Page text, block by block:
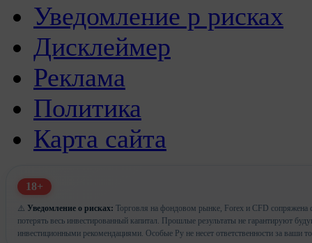
Уведомление р рисках
Дисклеймер
Реклама
Политика
Карта сайта
18+
⚠️ Уведомление о рисках: Торговля на фондовом рынке, Forex и CFD сопряжена
потерять весь инвестированный капитал. Прошлые результаты не гарантируют
инвестиционными рекомендациями. Особые Ру не несет ответственности за ваши